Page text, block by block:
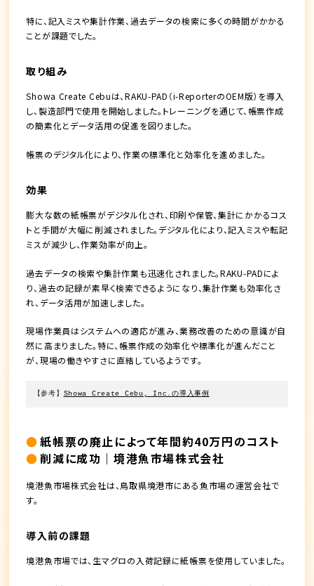
特に、記入ミスや集計作業、過去データの検索に多くの時間がかかる
ことが課題でした。
取り組み
Showa Create Cebuは、RAKU-PAD（i-ReporterのOEM版）を導入
し、製造部門で使用を開始しました。トレーニングを通じて、帳票作成
の簡素化とデータ活用の促進を図りました。
帳票のデジタル化により、作業の標準化と効率化を進めました。
効果
膨大な数の紙帳票がデジタル化され、印刷や保管、集計にかかるコス
トと手間が大幅に削減されました。デジタル化により、記入ミスや転記
ミスが減少し、作業効率が向上。
過去データの検索や集計作業も迅速化されました。RAKU-PADによ
り、過去の記録が素早く検索できるようになり、集計作業も効率化さ
れ、データ活用が加速しました。
現場作業員はシステムへの適応が進み、業務改善のための意識が自
然に高まりました。特に、帳票作成の効率化や標準化が進んだこと
が、現場の働きやすさに直結しているようです。
【参考】 Showa Create Cebu, Inc.の導入事例
紙帳票の廃止によって年間約40万円のコスト
削減に成功｜境港魚市場株式会社
境港魚市場株式会社は、鳥取県境港市にある魚市場の運営会社で
す。
導入前の課題
境港魚市場では、生マグロの入荷記録に紙帳票を使用していました。